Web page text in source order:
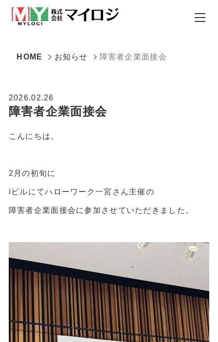
HOME お知らせ 障害者企業面接会
2026.02.26
障害者企業面接会
こんにちは。
2月の初旬に
iビルにてハローワーク一宮さん主催の
障害者企業面接会に参加させていただきました。